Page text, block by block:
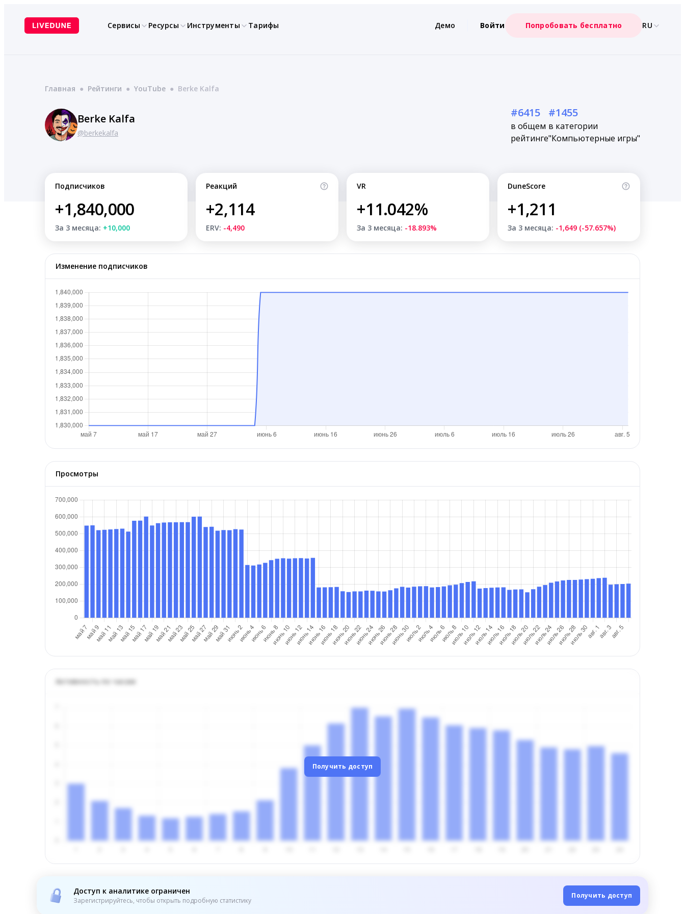
содержимому
Сервисы Ресурсы Инструменты Тарифы Демо Войти Попробовать бесплатно RU
Главная ● Рейтинги ● YouTube ● Berke Kalfa
Berke Kalfa
@berkekalfa
#6415
в общем
рейтинге
#1455
в категории
"Компьютерные игры"
Подписчиков
+1,840,000
За 3 месяца: +10,000
Реакций
+2,114
ERV: -4,490
VR
+11.042%
За 3 месяца: -18.893%
DuneScore
+1,211
За 3 месяца: -1,649 (-57.657%)
Изменение подписчиков
Просмотры
Активность по часам
Получить доступ
Доступ к аналитике ограничен
Зарегистрируйтесь, чтобы открыть подробную статистику
Получить доступ